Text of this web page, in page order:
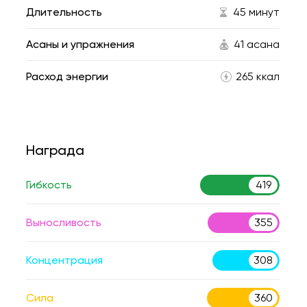
Длительность 45 минут
Асаны и упражнения 41 асана
Расход энергии 265 ккал
Награда
Гибкость 419
Выносливость 355
Концентрация 308
Сила 360